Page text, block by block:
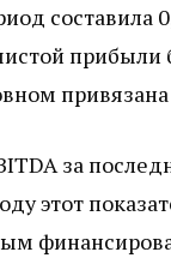
составила
за
этот